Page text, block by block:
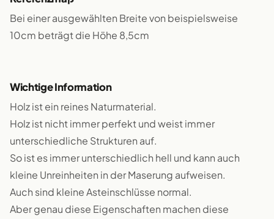
Bei einer ausgewählten Breite von beispielsweise
10cm beträgt die Höhe 8,5cm
Wichtige Information
Holz ist ein reines Naturmaterial.
Holz ist nicht immer perfekt und weist immer
unterschiedliche Strukturen auf.
So ist es immer unterschiedlich hell und kann auch
kleine Unreinheiten in der Maserung aufweisen.
Auch sind kleine Asteinschlüsse normal.
Aber genau diese Eigenschaften machen diese